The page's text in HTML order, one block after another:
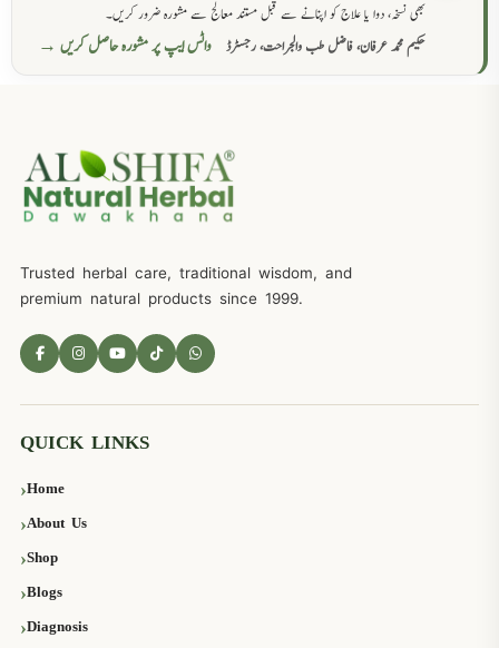
بھی نسخہ، دوا یا علاج کو اپنانے سے قبل مستند معالج سے مشورہ ضرور کریں۔
حکیم محمد عرفان، فاضل طب والجراحت، رجسٹرڈ
واٹس ایپ پر مشورہ حاصل کریں →
Trusted herbal care, traditional wisdom, and
premium natural products since 1999.
QUICK LINKS
Home
About Us
Shop
Blogs
Diagnosis